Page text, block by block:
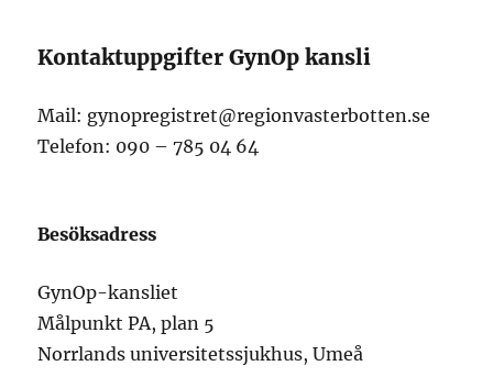
Kontaktuppgifter GynOp kansli
Mail: gynopregistret@regionvasterbotten.se
Telefon: 090 – 785 04 64
Besöksadress
GynOp-kansliet
Målpunkt PA, plan 5
Norrlands universitetssjukhus, Umeå